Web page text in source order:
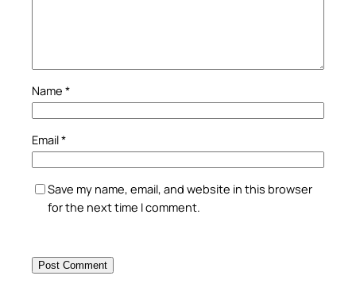
Name *
Email*
Save my name, email, and website in this browser
for the next time I comment.